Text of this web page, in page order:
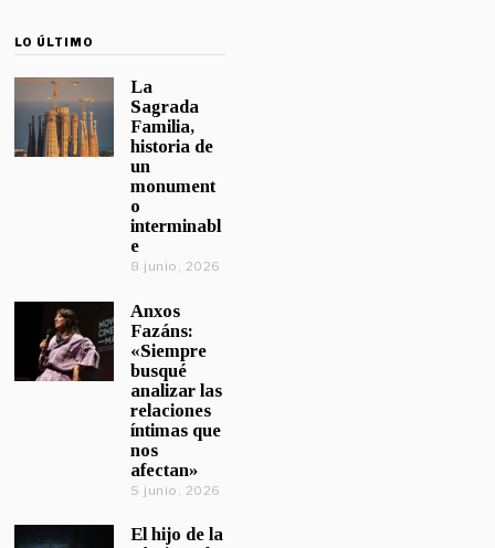
LO ÚLTIMO
La
Sagrada
Familia,
historia de
un
monument
o
interminabl
e
8 junio, 2026
Anxos
Fazáns:
«Siempre
busqué
analizar las
relaciones
íntimas que
nos
afectan»
5 junio, 2026
El hijo de la